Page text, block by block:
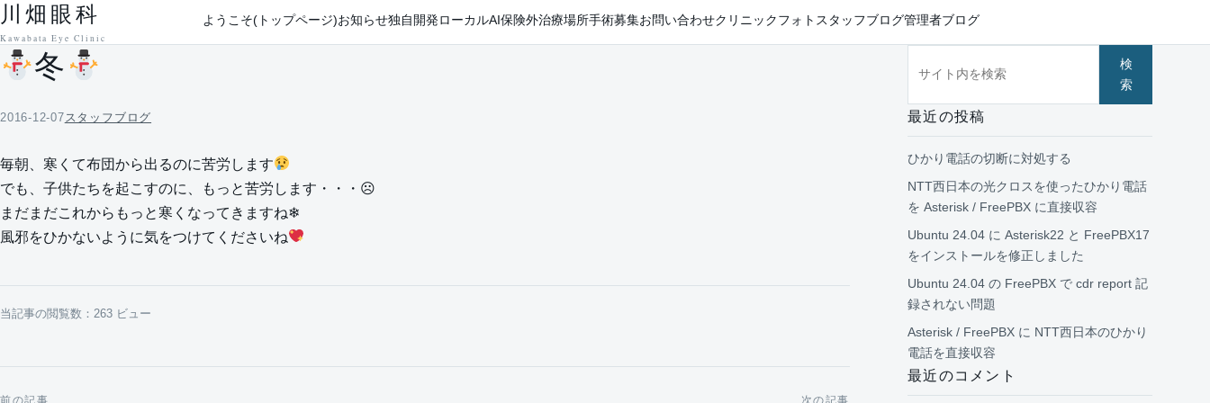
本文へ移動
川畑眼科
Kawabata Eye Clinic
ようこそ(トップページ)お知らせ独自開発ローカルAI保険外治療場所手術募集お問い合わせクリニックフォト スタッフブログ管理者ブログ
冬
2016-12-07 スタッフブログ
毎朝、寒くて布団から出るのに苦労します
でも、子供たちを起こすのに、もっと苦労します・・・☹
まだまだこれからもっと寒くなってきますね❄
風邪をひかないように気をつけてくださいね
当記事の閲覧数：263 ビュー
前の記事 次の記事
検
索
最近の投稿
ひかり電話の切断に対処する
NTT西日本の光クロスを使ったひかり電話
を Asterisk / FreePBX に直接収容
Ubuntu 24.04 に Asterisk22 と FreePBX17
をインストールを修正しました
Ubuntu 24.04 の FreePBX で cdr report 記
録されない問題
Asterisk / FreePBX に NTT西日本のひかり
電話を直接収容
最近のコメント